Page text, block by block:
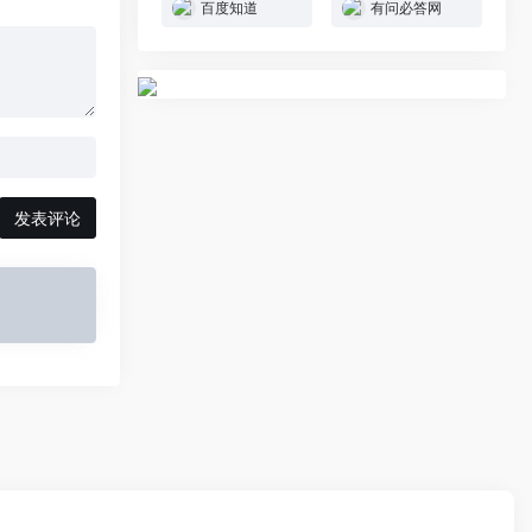
发表评论
百度知道 有问必答网